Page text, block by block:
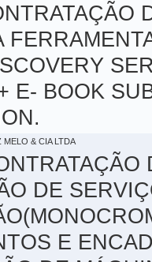
E- BOOK
& CIA LTDA
DE
E